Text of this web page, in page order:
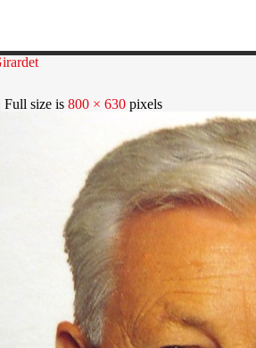
| Full size is 800 × 630 pixels